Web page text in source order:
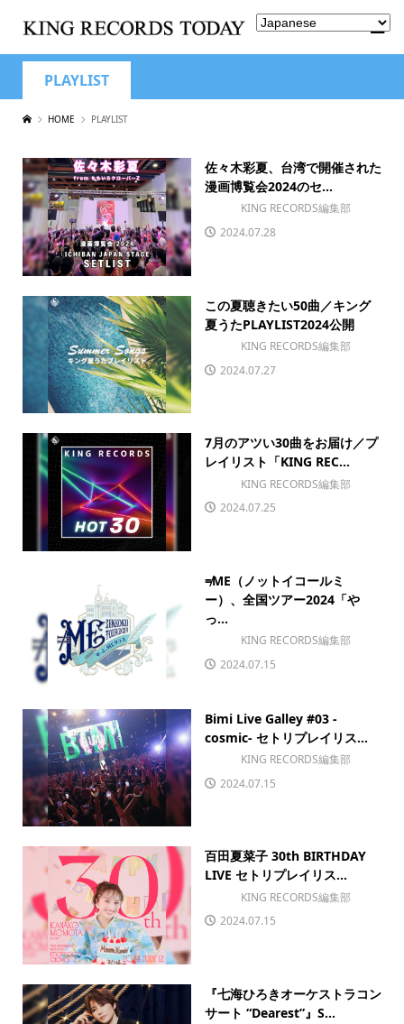
PLAYLIST
HOME PLAYLIST
佐々木彩夏、台湾で開催された
漫画博覧会2024のセ...
KING RECORDS編集部
2024.07.28
この夏聴きたい50曲／キング
夏うたPLAYLIST2024公開
KING RECORDS編集部
2024.07.27
7月のアツい30曲をお届け／プ
レイリスト「KING REC...
KING RECORDS編集部
2024.07.25
≠ME（ノットイコールミ
ー）、全国ツアー2024「や
っ...
KING RECORDS編集部
2024.07.15
Bimi Live Galley #03 -
cosmic- セトリプレイリス...
KING RECORDS編集部
2024.07.15
百田夏菜子 30th BIRTHDAY
LIVE セトリプレイリス...
KING RECORDS編集部
2024.07.15
『七海ひろきオーケストラコン
サート “Dearest”』S...